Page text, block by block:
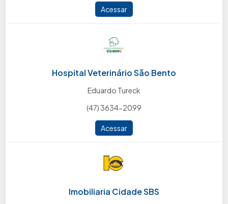
Acessar
Hospital Veterinário São Bento
Eduardo Tureck
(47) 3634-2099
Acessar
Imobiliaria Cidade SBS